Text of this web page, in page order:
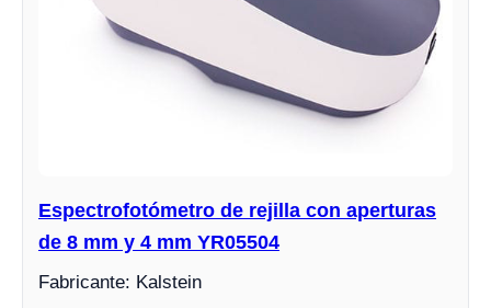
Espectrofotómetro de rejilla con aperturas
de 8 mm y 4 mm YR05504
Fabricante: Kalstein